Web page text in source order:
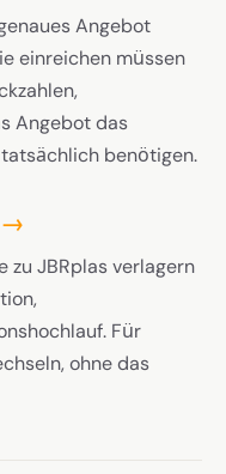
Angebot
einreichen müssen
Angebot das
benötigen.
→
zu JBRplas verlagern
Für
ohne das